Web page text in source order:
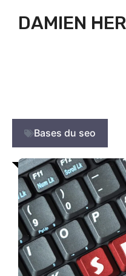
DAMIEN
Bases du seo